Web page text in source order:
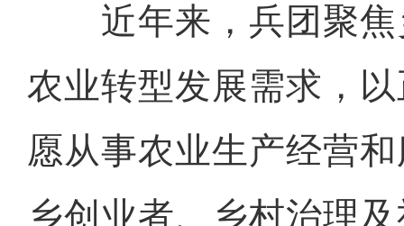
近年来，兵团聚焦
农业转型发展需求，
愿从事农业生产经营
乡创业者、乡村治理